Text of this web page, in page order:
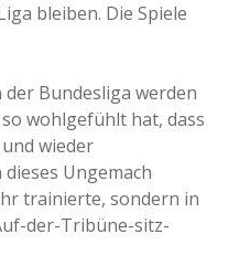
bleiben. Die Spiele
Bundesliga werden
wohlgefühlt hat, dass
wieder
Ungemach
trainierte, sondern in
der-Tribüne-sitz-